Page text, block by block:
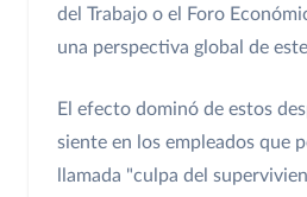
del Trabajo o el Foro
una perspectiva global de
El efecto dominó de estos
siente en los empleados que
llamada "culpa del